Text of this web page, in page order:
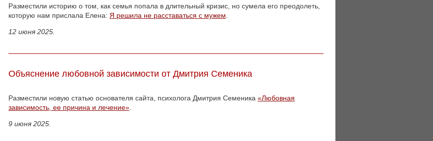
Разместили историю о том, как семья попала в длительный кризис, но сумела его преодолеть,
которую нам прислала Елена: Я решила не расставаться с мужем
12 июня 2025.
Объяснение любовной зависимости от Дмитрия Семеника
Разместили новую статью основателя сайта, психолога Дмитрия Семеника «Любовная
зависимость, ее причина и лечение»
9 июня 2025.